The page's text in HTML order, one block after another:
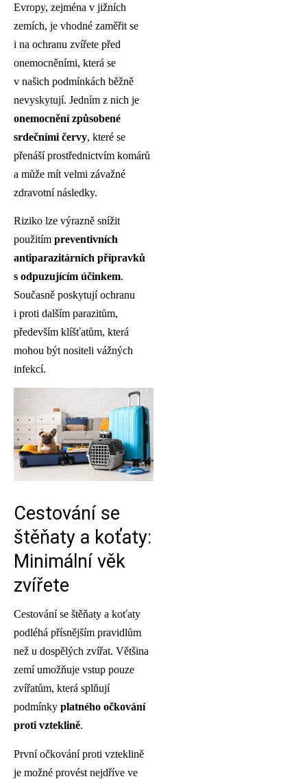
Evropy, zejména v jižních
zemích, je vhodné zaměřit se
i na ochranu zvířete před
onemocněními, která se
v našich podmínkách běžně
nevyskytují. Jedním z nich je
onemocnění způsobené
srdečními červy, které se
přenáší prostřednictvím komárů
a může mít velmi závažné
zdravotní následky.
Riziko lze výrazně snížit
použitím preventivních
antiparazitárních přípravků
s odpuzujícím účinkem.
Současně poskytují ochranu
i proti dalším parazitům,
především klíšťatům, která
mohou být nositeli vážných
infekcí.
Cestování se
štěňaty a koťaty:
Minimální věk
zvířete
Cestování se štěňaty a koťaty
podléhá přísnějším pravidlům
než u dospělých zvířat. Většina
zemí umožňuje vstup pouze
zvířatům, která splňují
podmínky platného očkování
proti vzteklině.
První očkování proti vzteklině
je možné provést nejdříve ve